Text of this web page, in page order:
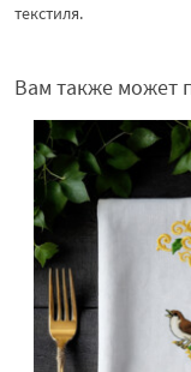
текстиля.
Вам также может